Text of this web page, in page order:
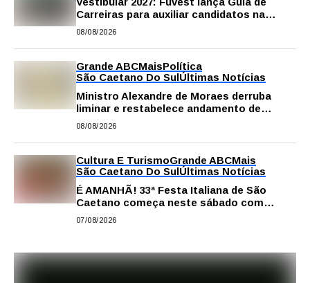
Carreiras para auxiliar candidatos na
escolha da profissão
08/08/2026
Grande ABCMaisPolítica
São Caetano Do SulÚltimas Notícias
Ministro Alexandre de Moraes derruba
liminar e restabelece andamento de
comissão processante contra vereador
08/08/2026
Cultura E TurismoGrande ABCMais
São Caetano Do SulÚltimas Notícias
É AMANHÃ! 33ª Festa Italiana de São
Caetano começa neste sábado com
gastronomia, música e solidariedade
07/08/2026